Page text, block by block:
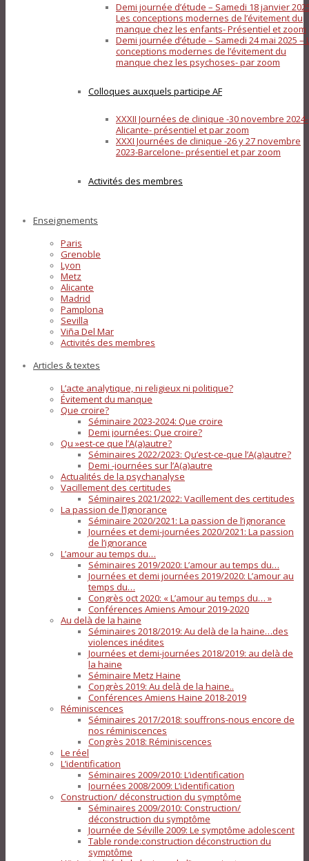
Demi journée d’étude – Samedi 18 janvier
Les conceptions modernes de l’évitement du
manque chez les enfants- Présentiel et zoom
Demi journée d’étude – Samedi 24 mai 2025 –
conceptions modernes de l’évitement du
manque chez les psychoses- par zoom
Colloques auxquels participe AF
XXXII Journées de clinique -30 novembre 2024-
Alicante- présentiel et par zoom
XXXI Journées de clinique -26 y 27 novembre
2023-Barcelone- présentiel et par zoom
Activités des membres
Enseignements
Paris
Grenoble
Lyon
Metz
Alicante
Madrid
Pamplona
Sevilla
Viña Del Mar
Activités des membres
Articles & textes
L’acte analytique, ni religieux ni politique?
Évitement du manque
Que croire?
Séminaire 2023-2024: Que croire
Demi journées: Que croire?
Qu »est-ce que l’A(a)autre?
Séminaires 2022/2023: Qu’est-ce-que l’A(a)autre?
Demi -journées sur l’A(a)autre
Actualités de la psychanalyse
Vacillement des certitudes
Séminaires 2021/2022: Vacillement des certitudes
La passion de l’Ignorance
Séminaire 2020/2021: La passion de l’ignorance
Journées et demi-journées 2020/2021: La passion
de l’ignorance
L’amour au temps du…
Séminaires 2019/2020: L’amour au temps du…
Journées et demi journées 2019/2020: L’amour au
temps du…
Congrès oct 2020: « L’amour au temps du… »
Conférences Amiens Amour 2019-2020
Au delà de la haine
Séminaires 2018/2019: Au delà de la haine…des
violences inédites
Journées et demi-journées 2018/2019: au delà de
la haine
Séminaire Metz Haine
Congrès 2019: Au delà de la haine..
Conférences Amiens Haine 2018-2019
Réminiscences
Séminaires 2017/2018: souffrons-nous encore de
nos réminiscences
Congrès 2018: Réminiscences
Le réel
L’identification
Séminaires 2009/2010: L’identification
Journées 2008/2009: L’identification
Construction/ déconstruction du symptôme
Séminaires 2009/2010: Construction/
déconstruction du symptôme
Journée de Séville 2009: Le symptôme adolescent
Table ronde:construction déconstruction du
symptôme